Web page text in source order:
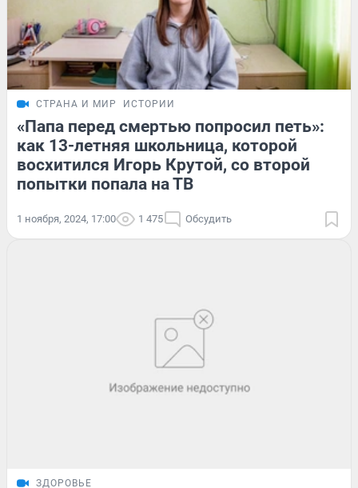
СТРАНА И МИР ИСТОРИИ
«Папа перед смертью попросил петь»:
как 13-летняя школьница, которой
восхитился Игорь Крутой, со второй
попытки попала на ТВ
1 ноября, 2024, 17:00 1 475 Обсудить
ЗДОРОВЬЕ